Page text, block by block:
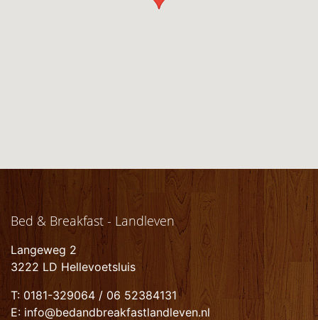
Bed & Breakfast - Landleven
Langeweg 2
3222 LD Hellevoetsluis
T: 0181-329064 / 06 52384131
E: info@bedandbreakfastlandleven.nl